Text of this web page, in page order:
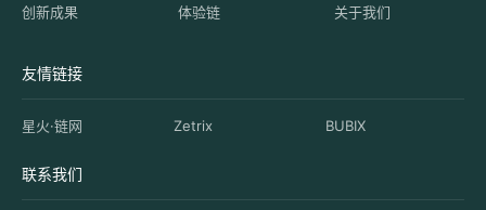
创新成果 体验链 关于我们
友情链接
星火·链网 Zetrix BUBIX
联系我们